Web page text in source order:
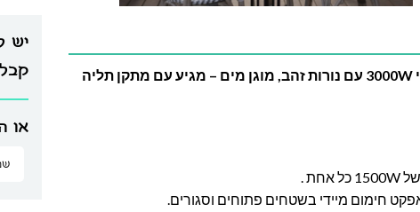
תנור חימום אינפרא מקצועי 3000W עם נורות זהב, מוגן מים – מגיע עם מתקן תליה
חימום מיידי בשטחים פתוחים וסגורים.
יש
או